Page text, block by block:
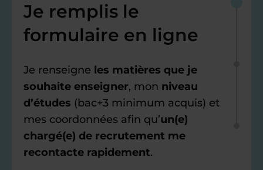
Je remplis le
formulaire en ligne
Je renseigne les matières que je
souhaite enseigner, mon niveau
d’études (bac+3 minimum acquis) et
mes coordonnées afin qu’un(e)
chargé(e) de recrutement me
recontacte rapidement.